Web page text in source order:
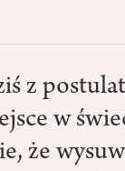
z
w
że